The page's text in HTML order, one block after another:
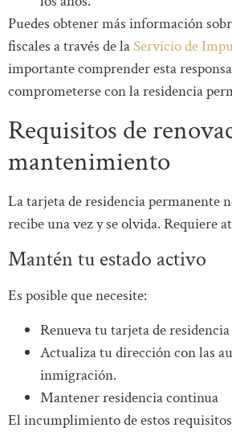
Puedes obtener más información
fiscales a través de la Servicio de
importante comprender esta
comprometerse con la residencia
Requisitos de
mantenimiento
La tarjeta de residencia permanente
recibe una vez y se olvida. Requiere
Mantén tu estado activo
Es posible que necesite:
Renueva tu tarjeta de residencia
Actualiza tu dirección con las
inmigración.
Mantener residencia continua
El incumplimiento de estos